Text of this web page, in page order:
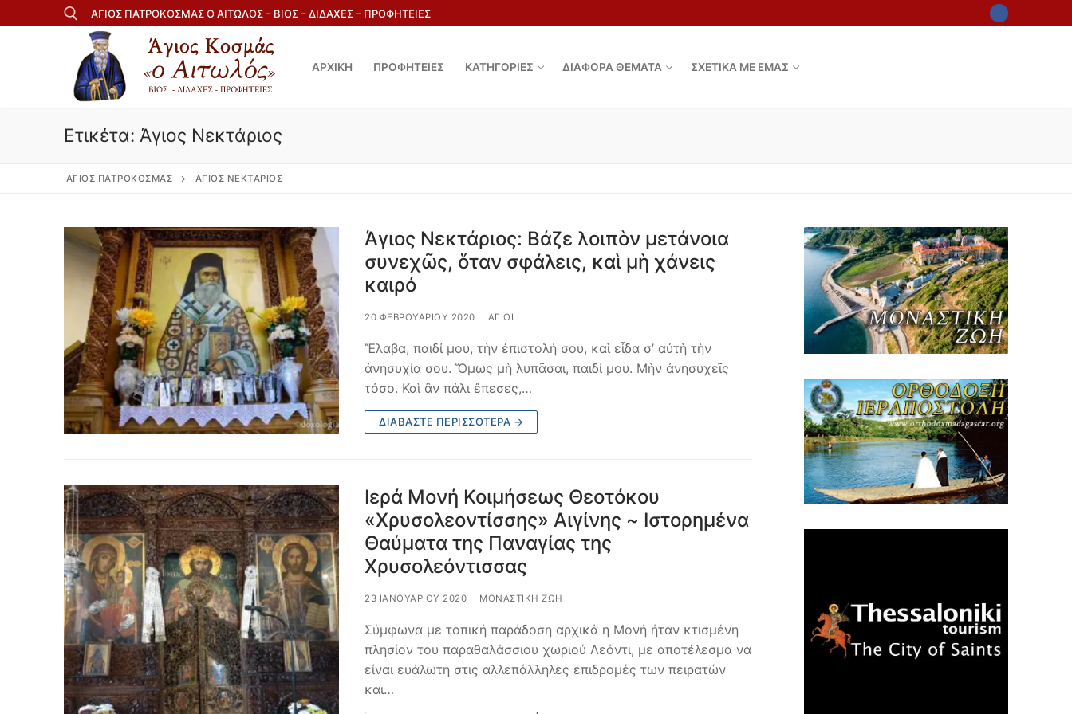
στο
Αναζήτηση για:
ΑΓΙΟΣ ΠΑΤΡΟΚΟΣΜΑΣ Ο ΑΙΤΩΛΟΣ – ΒΙΟΣ – ΔΙΔΑΧΕΣ – ΠΡΟΦΗΤΕΙΕΣ
ΑΡΧΙΚΗ ΠΡΟΦΗΤΕΙΕΣ ΚΑΤΗΓΟΡΙΕΣ ΔΙΑΦΟΡΑ ΘΕΜΑΤΑ ΣΧΕΤΙΚΑ ΜΕ ΕΜΑΣ
Ετικέτα: Άγιος Νεκτάριος
ΆΓΙΟΣ ΠΑΤΡΟΚΟΣΜΆΣ ΆΓΙΟΣ ΝΕΚΤΆΡΙΟΣ
Άγιος Νεκτάριος: Βάζε λοιπὸν μετάνοια
συνεχῶς, ὅταν σφάλεις, καὶ μὴ χάνεις
καιρό
20 ΦΕΒΡΟΥΑΡΊΟΥ 2020 ΆΓΙΟΙ
Ἔλαβα, παιδί μου, τὴν ἐπιστολή σου, καὶ εἶδα σ’ αὐτὴ τὴν
ἀνησυχία σου. Ὅμως μὴ λυπᾶσαι, παιδί μου. Μὴν ἀνησυχεῖς
τόσο. Καὶ ἂν πάλι ἔπεσες,…
ΔΙΑΒΆΣΤΕ ΠΕΡΙΣΣΌΤΕΡΑ →
Ιερά Μονή Κοιμήσεως Θεοτόκου
«Χρυσολεοντίσσης» Αιγίνης ~ Ιστορημένα
Θαύματα της Παναγίας της
Χρυσολεόντισσας
23 ΙΑΝΟΥΑΡΊΟΥ 2020 ΜΟΝΑΣΤΙΚΉ ΖΩΉ
Σύμφωνα με τοπική παράδοση αρχικά η Μονή ήταν κτισμένη
πλησίον του παραθαλάσσιου χωριού Λεόντι, με αποτέλεσμα να
είναι ευάλωτη στις αλλεπάλληλες επιδρομές των πειρατών
και…